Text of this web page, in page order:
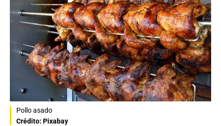
Pollo asado
Crédito: Pixabay